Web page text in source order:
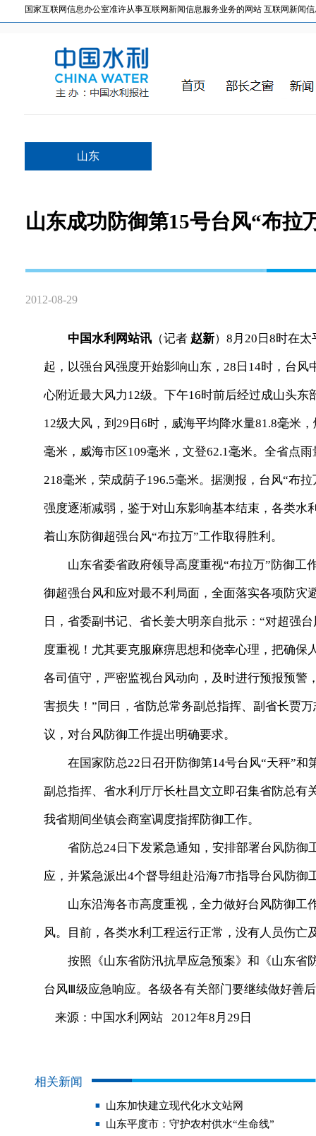
国家互联网信息办公室准许从事互联网新闻信息服务业务的网站 互联网新闻信
山东
山东成功防御第15号台风“布拉
2012-08-29
中国水利网站讯 （记者 赵新）8月20日8时在
起，以强台风强度开始影响山东，28日14时，台
心附近最大风力12级。下午16时前后经过成山头
12级大风，到29日6时，威海平均降水量81.8毫米
毫米，威海市区109毫米，文登62.1毫米。全省点
218毫米，荣成荫子196.5毫米。据测报，台风“布
强度逐渐减弱，鉴于对山东影响基本结束，各类
着山东防御超强台风“布拉万”工作取得胜利。
山东省委省政府领导高度重视“布拉万”防御工
御超强台风和应对最不利局面，全面落实各项防灾
日，省委副书记、省长姜大明亲自批示：“对超强
度重视！尤其要克服麻痹思想和侥幸心理，把确
各司值守，严密监视台风动向，及时进行预报预
害损失！”同日，省防总常务副总指挥、副省长贾
议，对台风防御工作提出明确要求。
在国家防总22日召开防御第14号台风“天秤”和
副总指挥、省水利厅厅长杜昌文立即召集省防总
我省期间坐镇会商室调度指挥防御工作。
省防总24日下发紧急通知，安排部署台风防御
应，并紧急派出4个督导组赴沿海7市指导台风防御
山东沿海各市高度重视，全力做好台风防御工
风。目前，各类水利工程运行正常，没有人员伤亡
按照《山东省防汛抗旱应急预案》和《山东省
台风Ⅲ级应急响应。各级各有关部门要继续做好善
来源：中国水利网站 2012年8月29日
相关新闻
山东加快建立现代化水文站网
山东平度市：守护农村供水“生命线”